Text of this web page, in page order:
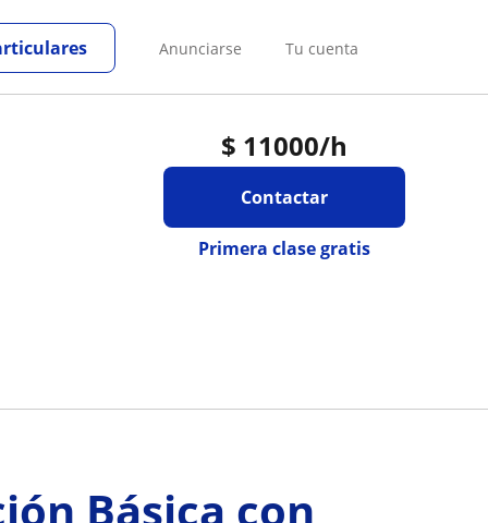
Anunciarse Tu cuenta
$ 11000/h
Contactar
Primera clase gratis
Básica con